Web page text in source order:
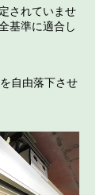
されていませ
基準に適合し
自由落下させ